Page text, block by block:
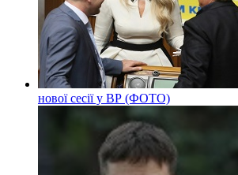
нової сесії у ВР (ФОТО)